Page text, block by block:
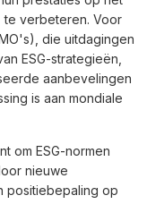
te verbeteren. Voor
die uitdagingen
ESG-strategieën,
aanbevelingen
is aan mondiale
om ESG-normen
nieuwe
positiebepaling op